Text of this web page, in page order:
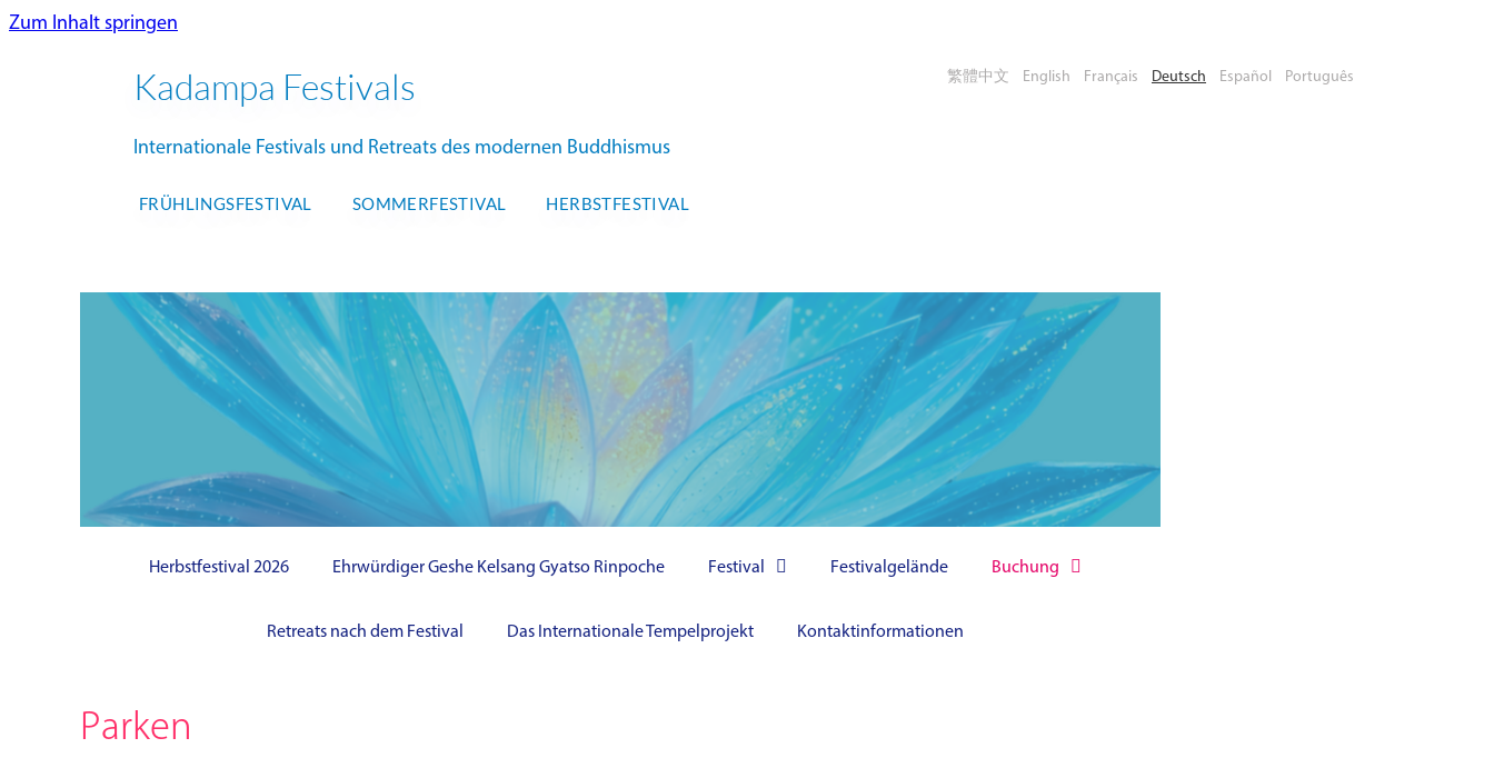
Zum Inhalt springen
Kadampa Festivals
Internationale Festivals und Retreats des modernen Buddhismus
繁體中文 English Français Deutsch Español Português
FRÜHLINGSFESTIVAL SOMMERFESTIVAL HERBSTFESTIVAL
NKT-IKBU INTERNATIONAL
HERBSTFEST 2026
9. Oktober – 15. Oktober
Platz
buchen
Herbstfestival 2026 Ehrwürdiger Geshe Kelsang Gyatso Rinpoche Festival Festivalgelände Buchung
Retreats nach dem Festival Das Internationale Tempelprojekt Kontaktinformationen
Parken